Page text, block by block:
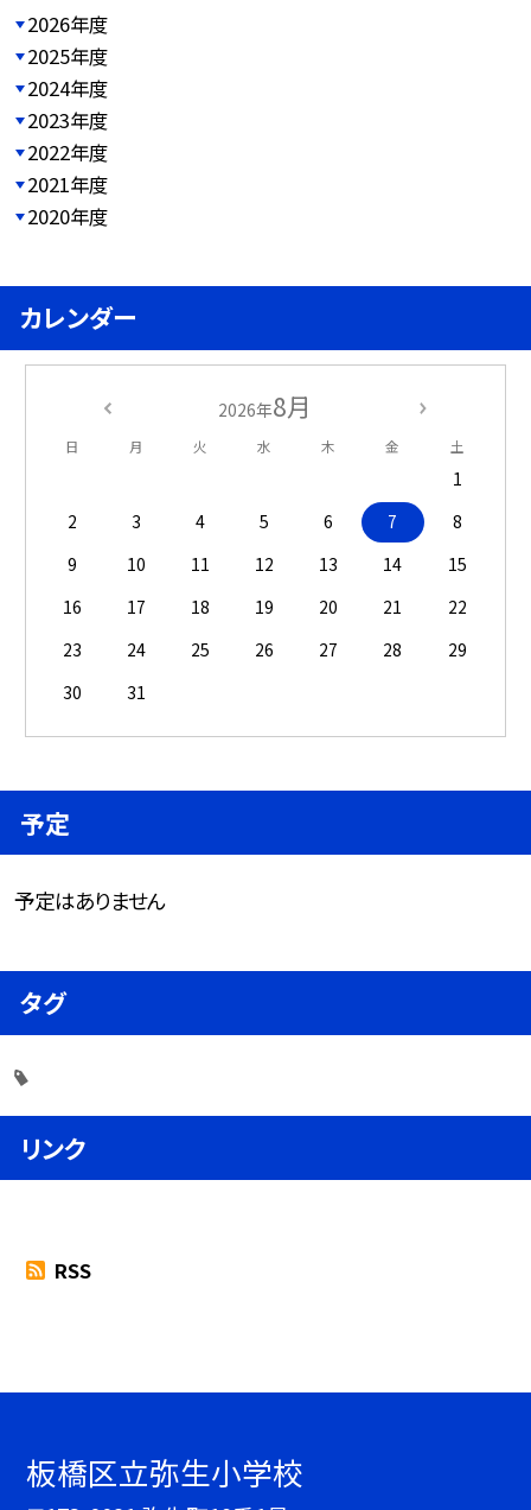
2026年度
2025年度
2024年度
2023年度
2022年度
2021年度
2020年度
カレンダー
2026年8月
日 月 火 水 木 金 土
1
2
3 4 5 6 7
8
9
10 11 12 13 14
15
16
17 18 19 20 21
22
23
24 25 26 27 28
29
30
31
予定
予定はありません
タグ
リンク
RSS
板橋区立弥生小学校